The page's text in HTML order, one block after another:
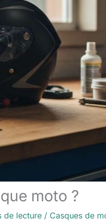
moto ?
de lecture / Casques de